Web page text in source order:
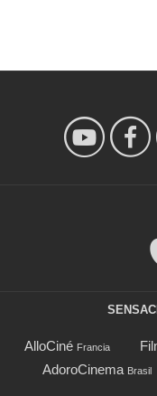
AlloCiné Francia
AdoroCinema Brasil